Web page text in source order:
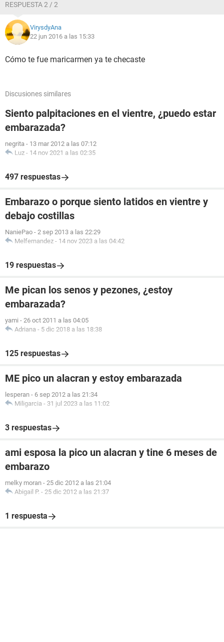
RESPUESTA 2 / 2
VirysdyAna
22 jun 2016 a las 15:33
Cómo te fue maricarmen ya te checaste
Discusiones similares
Siento palpitaciones en el vientre, ¿puedo estar
embarazada?
negrita - 13 mar 2012 a las 07:12
Luz - 14 nov 2021 a las 02:35
497 respuestas
Embarazo o porque siento latidos en vientre y
debajo costillas
NaniePao - 2 sep 2013 a las 22:29
Melfernandez - 14 nov 2023 a las 04:42
19 respuestas
Me pican los senos y pezones, ¿estoy
embarazada?
yami - 26 oct 2011 a las 04:05
Adriana - 5 dic 2018 a las 18:38
125 respuestas
ME pico un alacran y estoy embarazada
lesperan - 6 sep 2012 a las 21:34
Miligarcia - 31 jul 2023 a las 11:02
3 respuestas
ami esposa la pico un alacran y tine 6 meses de
embarazo
melky moran - 25 dic 2012 a las 21:04
Abigail P. - 25 dic 2012 a las 21:37
1 respuesta